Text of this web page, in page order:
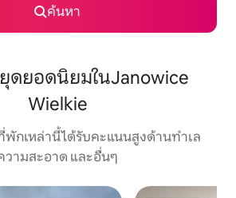
ค้นหา
ยอดนิยมในJanowice
Wielkie
พักเหล่านี้ได้รับคะแนนสูงด้านทำเล
วามสะอาด และอื่นๆ